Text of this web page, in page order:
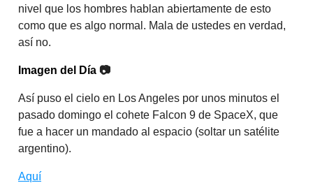
nivel que los hombres hablan abiertamente de esto
como que es algo normal. Mala de ustedes en verdad,
así no.
Imagen del Día 📷
Así puso el cielo en Los Angeles por unos minutos el
pasado domingo el cohete Falcon 9 de SpaceX, que
fue a hacer un mandado al espacio (soltar un satélite
argentino).
Aquí